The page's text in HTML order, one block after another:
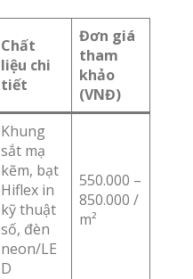
Chất
liệu chi
tiết
Đơn giá
tham
khảo
(VNĐ)
Khung
sắt mạ
kẽm, bạt
Hiflex in
kỹ thuật
số, đèn
neon/LE
D
550.000 –
850.000 /
m²